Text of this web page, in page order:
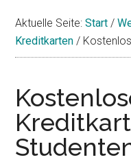
Aktuelle Seite:Start /
Kreditkarten /